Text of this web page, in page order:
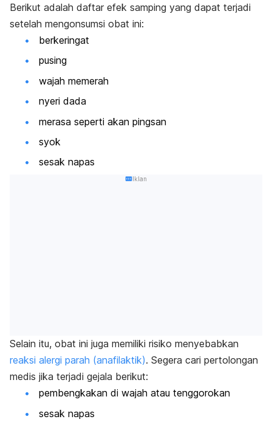
Berikut adalah daftar efek samping yang dapat terjadi
setelah mengonsumsi obat ini:
berkeringat
pusing
wajah memerah
nyeri dada
merasa seperti akan pingsan
syok
sesak napas
Iklan
Selain itu, obat ini juga memiliki risiko menyebabkan
reaksi alergi parah (anafilaktik). Segera cari pertolongan
medis jika terjadi gejala berikut:
pembengkakan di wajah atau tenggorokan
sesak napas